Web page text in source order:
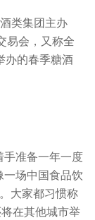
类集团主办
易会，又称全
办的春季糖酒
手准备一年一度
一场中国食品饮
大家都习惯称
在其他城市举